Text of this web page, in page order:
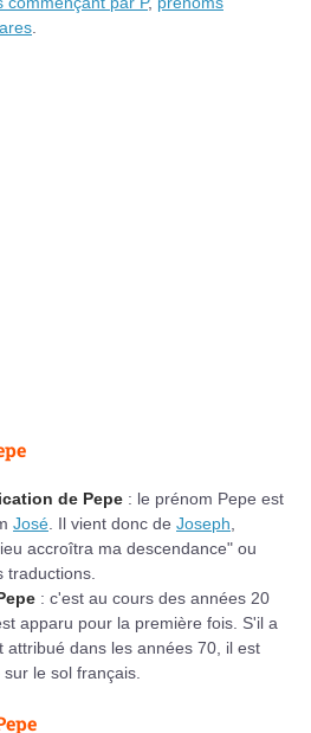
de Pepe : le prénom Pepe est
José . Il vient donc de Joseph
accroîtra ma descendance" ou
traductions.
: c'est au cours des années 20
apparu pour la première fois. S'il a
attribué dans les années 70, il est
le sol français.